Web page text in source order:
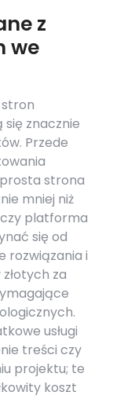
z
we
znacznie
Przede
strona
mniej niż
platforma
się od
rozwiązania i
za
usługi
treści czy
projektu; te
koszt